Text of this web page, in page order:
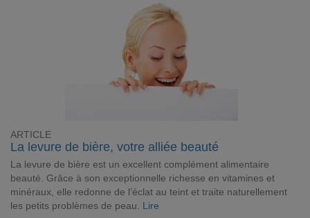
ARTICLE
La levure de bière, votre alliée beauté
La levure de bière est un excellent complément alimentaire
beauté. Grâce à son exceptionnelle richesse en vitamines et
minéraux, elle redonne de l’éclat au teint et traite naturellement
les petits problèmes de peau. Lire